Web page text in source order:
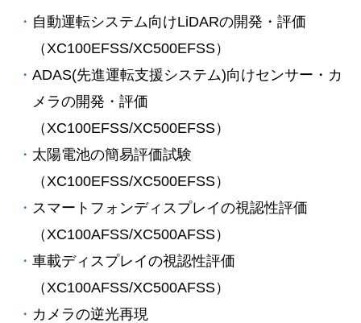
自動運転システム向けLiDARの開発・評価
（XC100EFSS/XC500EFSS）
ADAS(先進運転支援システム)向けセンサー・カ
メラの開発・評価
（XC100EFSS/XC500EFSS）
太陽電池の簡易評価試験
（XC100EFSS/XC500EFSS）
スマートフォンディスプレイの視認性評価
（XC100AFSS/XC500AFSS）
車載ディスプレイの視認性評価
（XC100AFSS/XC500AFSS）
カメラの逆光再現